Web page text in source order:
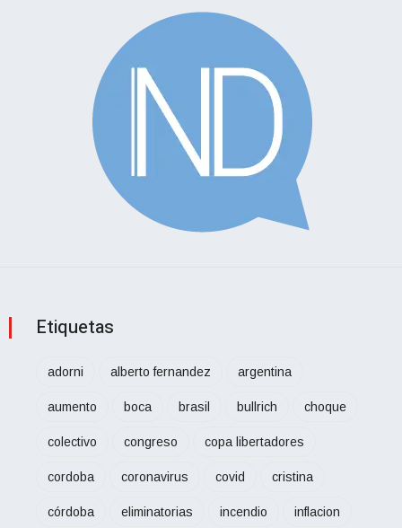
Etiquetas
adorni alberto fernandez argentina
aumento boca brasil bullrich choque
colectivo congreso copa libertadores
cordoba coronavirus covid cristina
córdoba eliminatorias incendio inflacion